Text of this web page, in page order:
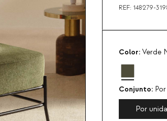
REF: 148279-
Color: Verde
Conjunto:
Por